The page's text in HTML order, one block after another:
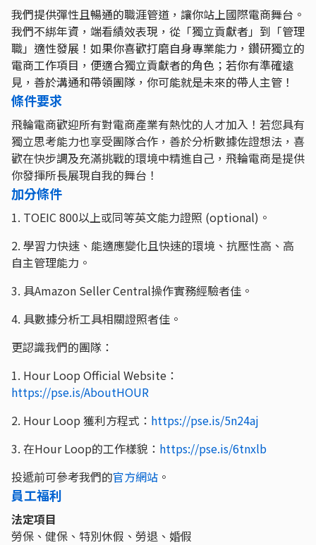
我們提供彈性且暢通的職涯管道，讓你站上國際電商舞台。
我們不綁年資，端看績效表現，從「獨立貢獻者」到「管理
職」適性發展！如果你喜歡打磨自身專業能力，鑽研獨立的
電商工作項目，便適合獨立貢獻者的角色；若你有準確遠
見，善於溝通和帶領團隊，你可能就是未來的帶人主管！
條件要求
飛輪電商歡迎所有對電商產業有熱忱的人才加入！若您具有
獨立思考能力也享受團隊合作，善於分析數據佐證想法，喜
歡在快步調及充滿挑戰的環境中精進自己，飛輪電商是提供
你發揮所長展現自我的舞台！
加分條件
1. TOEIC 800以上或同等英文能力證照 (optional)。
2. 學習力快速、能適應變化且快速的環境、抗壓性高、高
自主管理能力。
3. 具Amazon Seller Central操作實務經驗者佳。
4. 具數據分析工具相關證照者佳。
更認識我們的團隊：
1. Hour Loop Official Website：
https://pse.is/AboutHOUR
2. Hour Loop 獲利方程式： https://pse.is/5n24aj
3. 在Hour Loop的工作樣貌： https://pse.is/6tnxlb
投遞前可參考我們的官方網站 。
員工福利
法定項目
勞保、健保、特別休假、勞退、婚假